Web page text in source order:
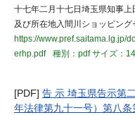
十七年二月十七日埼玉県知事上
及び所在地入間川ショッピン
https://www.pref.saitama.lg.jp/
erhp.pdf
種別：pdfサイズ：
[PDF] 告 示 埼玉県告示第
年法律第九十一号）第八